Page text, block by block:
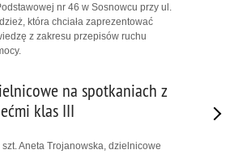
nr 46 w Sosnowcu przy ul.
która chciała zaprezentować
z zakresu przepisów ruchu
na spotkaniach z
klas III
Aneta Trojanowska, dzielnicowe